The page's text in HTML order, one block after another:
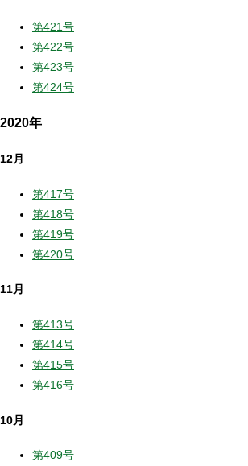
第421号
第422号
第423号
第424号
2020年
12月
第417号
第418号
第419号
第420号
11月
第413号
第414号
第415号
第416号
10月
第409号